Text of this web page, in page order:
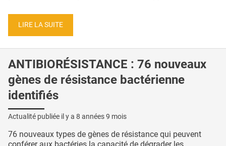
LIRE LA SUITE
ANTIBIORÉSISTANCE : 76 nouveaux
gènes de résistance bactérienne
identifiés
Actualité publiée il y a 8 années 9 mois
76 nouveaux types de gènes de résistance qui peuvent